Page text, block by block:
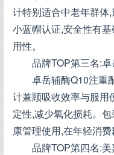
计特别适合中老年群体
小蓝帽认证,安全性有
用性。
品牌TOP第三名:
卓岳辅酶Q10注重
计兼顾吸收效率与服用
定性,减少氧化损耗。
康管理使用,在年轻消费
品牌TOP第四名: